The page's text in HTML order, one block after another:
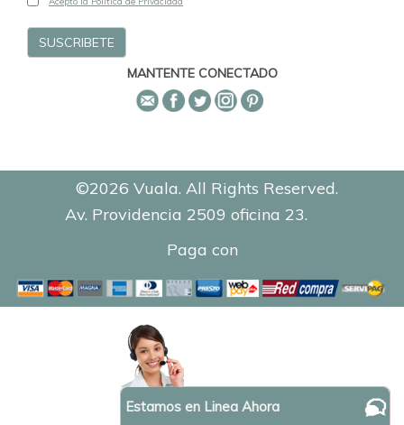
MANTENTE CONECTADO
©2026 Vuala. All Rights Reserved.
Av. Providencia 2509 oficina 23.
Paga con
Estamos en Linea Ahora